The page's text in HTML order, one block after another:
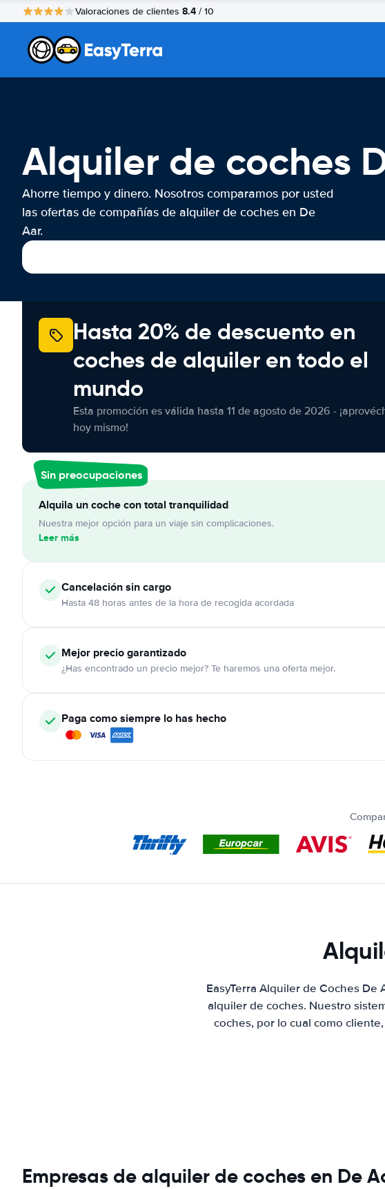
Valoraciones de clientes 8.4 / 10
Alquiler de coches
Ahorre tiempo y dinero. Nosotros comparamos por usted
las ofertas de compañías de alquiler de coches en De
Aar.
Hasta 20% de descuento en
coches de alquiler en todo el
mundo
Esta promoción es válida hasta 11 de agosto de 2026 -
hoy mismo!
Sin preocupaciones
Alquila un coche con total tranquilidad
Nuestra mejor opción para un viaje sin complicaciones.
Leer más
Cancelaciónsin cargo
Hasta 48 horas antes de la hora de recogida acordada
Mejor precio garantizado
¿Has encontrado un precio mejor? Te haremos una oferta mejor.
Paga como siempre lo has hecho
EasyTerra Alquiler de Coches
alquiler de coches. Nuestro
coches, por lo cual como
Empresas de alquiler de coches en De